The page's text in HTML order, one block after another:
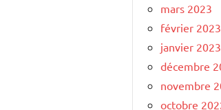
mars 2023
février 2023
janvier 2023
décembre
novembre
octobre